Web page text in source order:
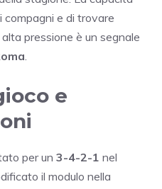
compagni e di trovare
pressione è un segnale
.
e
per un 3-4-2-1 nel
il modulo nella